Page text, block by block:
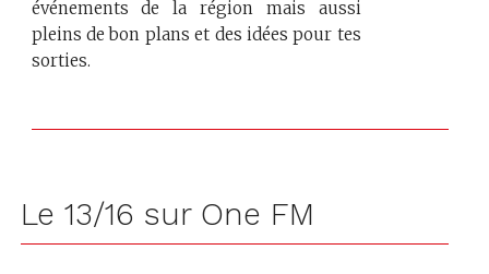
événements de la région mais aussi
pleins de bon plans et des idées pour tes
sorties.
Le 13/16 sur One FM